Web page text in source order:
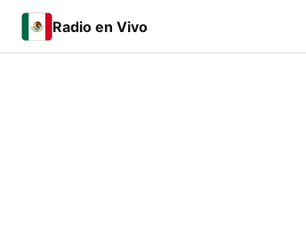
Radio en Vivo